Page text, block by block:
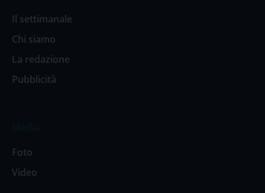
Il settimanale
Chi siamo
La redazione
Pubblicità
Foto
Video